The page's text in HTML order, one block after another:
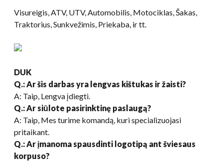
Visureigis, ATV, UTV, Automobilis, Motociklas, Šakas,
Traktorius, Sunkvežimis, Priekaba, ir tt.
DUK
Q.: Ar šis darbas yra lengvas kištukas ir žaisti?
A: Taip, Lengva įdiegti.
Q.: Ar siūlote pasirinktinę paslaugą?
A: Taip, Mes turime komandą, kuri specializuojasi
pritaikant.
Q.: Ar įmanoma spausdinti logotipą ant šviesaus
korpuso?